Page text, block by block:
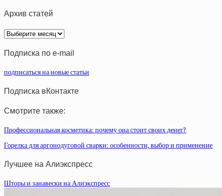
Архив статей
Архив
статей
Подписка по e-mail
подписаться на новые статьи
Подписка вКонтакте
Смотрите также:
Профессиональная косметика: почему она стоит своих денег?
Горелка для аргонодуговой сварки: особенности, выбор и применение
Лучшее на Алиэкспресс
Шторы и занавески на Алиэкспресс